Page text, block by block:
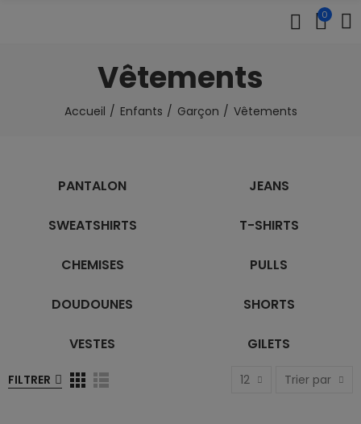
0
Vêtements
Accueil Enfants Garçon Vêtements
PANTALON JEANS
SWEATSHIRTS T-SHIRTS
CHEMISES PULLS
DOUDOUNES SHORTS
VESTES GILETS
FILTRER 12 Trier par